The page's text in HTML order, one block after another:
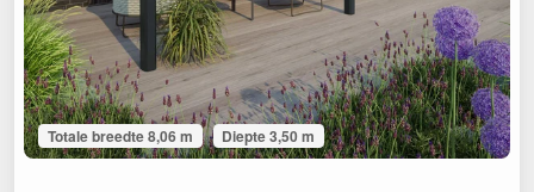
Totale breedte 8,06 m Diepte 3,50 m